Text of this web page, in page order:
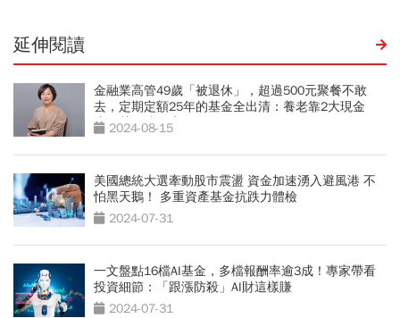
延伸閱讀
金融業高管49歲「被退休」，超過500元聚餐不敢
去，定期定額25年的基金全出清：養老靠2大現金
流，花錢才有底氣
2024-08-15
美國總統大選牽動股市震盪 資金加速湧入避風港 不
怕黑天鵝！ 多重資產基金抗跌力體檢
2024-07-31
一文盤點16檔AI基金，多檔報酬率逾3成！專家帶看
投資細節：「跟漲防殺」AI財這樣賺
2024-07-31